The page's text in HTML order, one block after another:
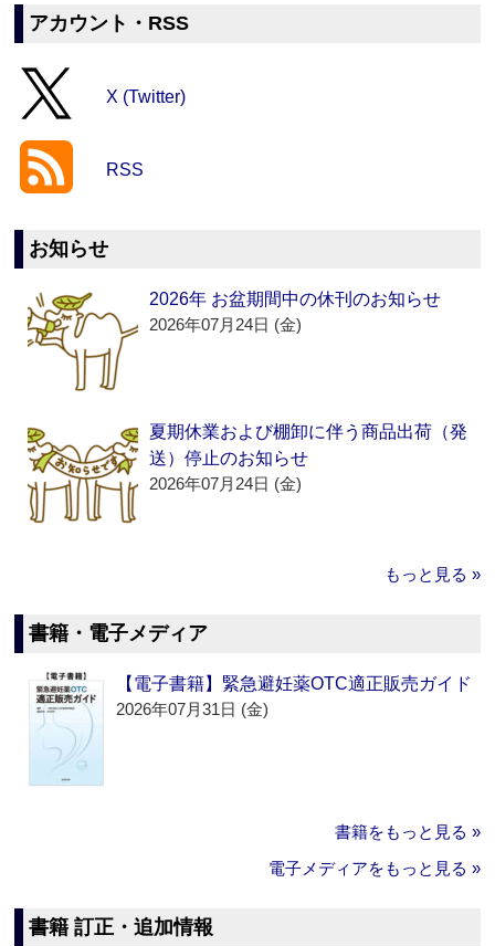
アカウント・RSS
X (Twitter)
RSS
お知らせ
2026年 お盆期間中の休刊のお知らせ
2026年07月24日 (金)
夏期休業および棚卸に伴う商品出荷（発
送）停止のお知らせ
2026年07月24日 (金)
もっと見る »
書籍・電子メディア
【電子書籍】緊急避妊薬OTC適正販売ガイド
2026年07月31日 (金)
書籍をもっと見る »
電子メディアをもっと見る »
書籍 訂正・追加情報